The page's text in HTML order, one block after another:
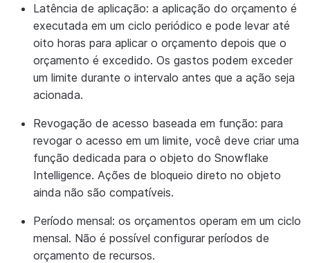
Latência de aplicação: a aplicação do orçamento é
executada em um ciclo periódico e pode levar até
oito horas para aplicar o orçamento depois que o
orçamento é excedido. Os gastos podem exceder
um limite durante o intervalo antes que a ação seja
acionada.
Revogação de acesso baseada em função: para
revogar o acesso em um limite, você deve criar uma
função dedicada para o objeto do Snowflake
Intelligence. Ações de bloqueio direto no objeto
ainda não são compatíveis.
Período mensal: os orçamentos operam em um ciclo
mensal. Não é possível configurar períodos de
orçamento de recursos.